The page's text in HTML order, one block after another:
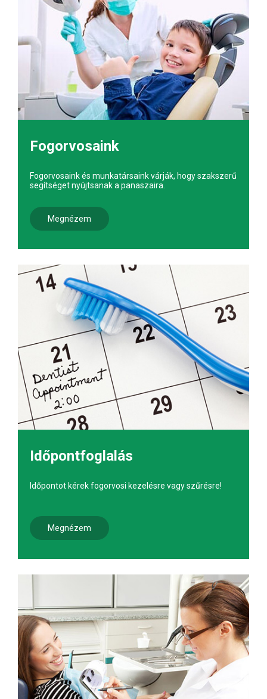
Fogorvosaink
Fogorvosaink és munkatársaink várják, hogy szakszerű
segítséget nyújtsanak a panaszaira.
Megnézem
Időpontfoglalás
Időpontot kérek fogorvosi kezelésre vagy szűrésre!
Megnézem